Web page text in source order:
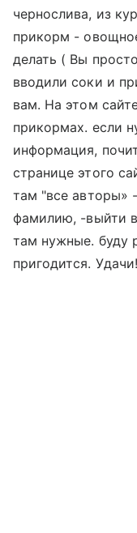
чернослива, из
прикорм -
делать ( Вы
вводили соки и
вам. На этом
прикормах. если
информация,
странице этого
там "все авторы»
фамилию, -выйти в
там нужные. буду
пригодится. Удачи!